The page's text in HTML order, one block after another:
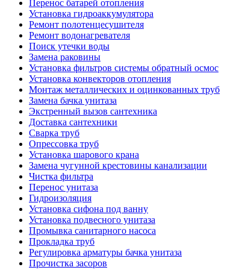
Перенос батарей отопления
Установка гидроаккумулятора
Ремонт полотенцесушителя
Ремонт водонагревателя
Поиск утечки воды
Замена раковины
Установка фильтров системы обратный осмос
Установка конвекторов отопления
Монтаж металлических и оцинкованных труб
Замена бачка унитаза
Экстренный вызов сантехника
Доставка сантехники
Сварка труб
Опрессовка труб
Установка шарового крана
Замена чугунной крестовины канализации
Чистка фильтра
Перенос унитаза
Гидроизоляция
Установка сифона под ванну
Установка подвесного унитаза
Промывка санитарного насоса
Прокладка труб
Регулировка арматуры бачка унитаза
Прочистка засоров